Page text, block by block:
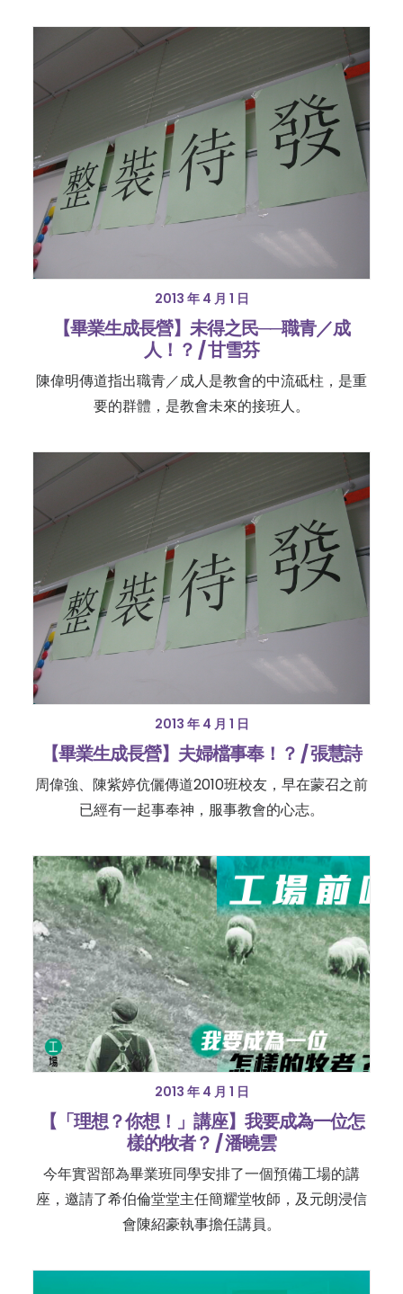
2013 年 4 月 1 日
【畢業生成長營】未得之民──職青／成
人！？ / 甘雪芬
陳偉明傳道指出職青／成人是教會的中流砥柱，是重
要的群體，是教會未來的接班人。
2013 年 4 月 1 日
【畢業生成長營】夫婦檔事奉！？ / 張慧詩
周偉強、陳紫婷伉儷傳道2010班校友，早在蒙召之前
已經有一起事奉神，服事教會的心志。
2013 年 4 月 1 日
【「理想？你想！」講座】我要成為一位怎
樣的牧者？ / 潘曉雲
今年實習部為畢業班同學安排了一個預備工場的講
座，邀請了希伯倫堂堂主任簡耀堂牧師，及元朗浸信
會陳紹豪執事擔任講員。